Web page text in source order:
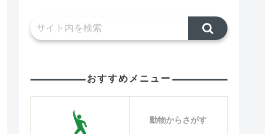
おすすめメニュー
動物からさがす